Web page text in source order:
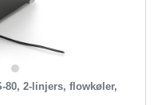
2-linjers, flowkøler,